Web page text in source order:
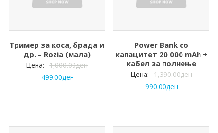
Тример за коса, брада и
др. – Rozia (мала)
Цена: 1,000.00ден
499.00ден
Power Bank со
капацитет 20 000 mAh +
кабел за полнење
Цена: 1,390.00ден
990.00ден